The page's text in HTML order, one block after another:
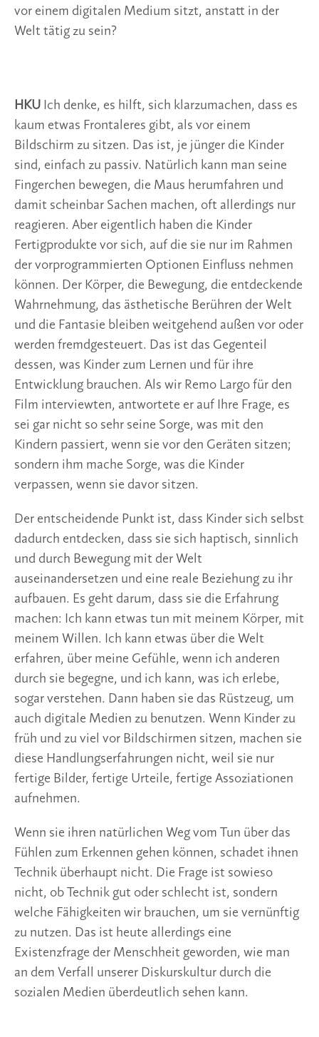
vor einem digitalen Medium sitzt, anstatt in der
Welt tätig zu sein?
HKU Ich denke, es hilft, sich klarzumachen, dass es
kaum etwas Frontaleres gibt, als vor einem
Bildschirm zu sitzen. Das ist, je jünger die Kinder
sind, einfach zu passiv. Natürlich kann man seine
Fingerchen bewegen, die Maus herumfahren und
damit scheinbar Sachen machen, oft allerdings nur
reagieren. Aber eigentlich haben die Kinder
Fertigprodukte vor sich, auf die sie nur im Rahmen
der vorprogrammierten Optionen Einfluss nehmen
können. Der Körper, die Bewegung, die entdeckende
Wahrnehmung, das ästhetische Berühren der Welt
und die Fantasie bleiben weitgehend außen vor oder
werden fremdgesteuert. Das ist das Gegenteil
dessen, was Kinder zum Lernen und für ihre
Entwicklung brauchen. Als wir Remo Largo für den
Film interviewten, antwortete er auf Ihre Frage, es
sei gar nicht so sehr seine Sorge, was mit den
Kindern passiert, wenn sie vor den Geräten sitzen;
sondern ihm mache Sorge, was die Kinder
verpassen, wenn sie davor sitzen.
Der entscheidende Punkt ist, dass Kinder sich selbst
dadurch entdecken, dass sie sich haptisch, sinnlich
und durch Bewegung mit der Welt
auseinandersetzen und eine reale Beziehung zu ihr
aufbauen. Es geht darum, dass sie die Erfahrung
machen: Ich kann etwas tun mit meinem Körper, mit
meinem Willen. Ich kann etwas über die Welt
erfahren, über meine Gefühle, wenn ich anderen
durch sie begegne, und ich kann, was ich erlebe,
sogar verstehen. Dann haben sie das Rüstzeug, um
auch digitale Medien zu benutzen. Wenn Kinder zu
früh und zu viel vor Bildschirmen sitzen, machen sie
diese Handlungserfahrungen nicht, weil sie nur
fertige Bilder, fertige Urteile, fertige Assoziationen
aufnehmen.
Wenn sie ihren natürlichen Weg vom Tun über das
Fühlen zum Erkennen gehen können, schadet ihnen
Technik überhaupt nicht. Die Frage ist sowieso
nicht, ob Technik gut oder schlecht ist, sondern
welche Fähigkeiten wir brauchen, um sie vernünftig
zu nutzen. Das ist heute allerdings eine
Existenzfrage der Menschheit geworden, wie man
an dem Verfall unserer Diskurskultur durch die
sozialen Medien überdeutlich sehen kann.